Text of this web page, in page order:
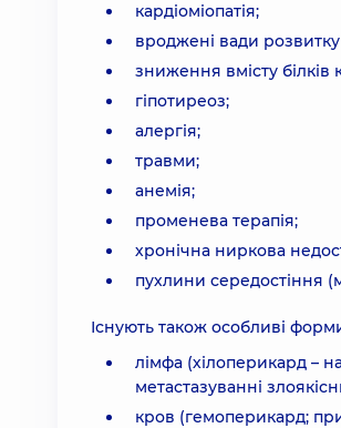
кардіоміопатія;
вроджені вади
зниження вмісту білків
гіпотиреоз;
алергія;
травми;
анемія;
променева терапія;
хронічна ниркова
пухлини середостіння
Існують також особливі
лімфа (хілоперикард –
метастазуванні
кров (гемоперикард;